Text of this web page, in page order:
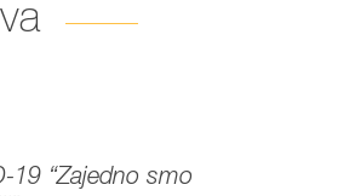
19 “Zajedno smo